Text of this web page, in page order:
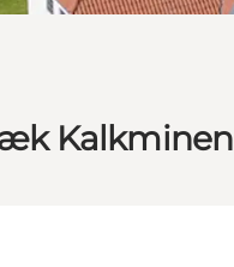
Kalkminen